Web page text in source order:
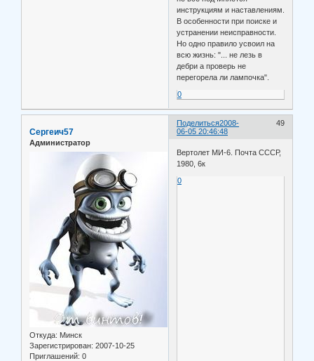
инструкциям и наставлениям.
В особенности при поиске и
устранении неисправности.
Но одно правило усвоил на
всю жизнь: "... не лезь в
дебри а проверь не
перегорела ли лампочка".
0
Поделиться 49
2008-
06-05 20:46:48
Сергеич57
Администратор
Откуда: Минск
Зарегистрирован: 2007-10-25
Приглашений: 0
Вертолет МИ-6. Почта СССР,
1980, 6к
0